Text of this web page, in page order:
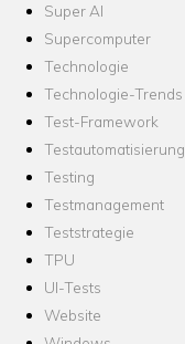
Super AI
Supercomputer
Technologie
Technologie-Trends
Test-Framework
Testautomatisierung
Testing
Testmanagement
Teststrategie
TPU
UI-Tests
Website